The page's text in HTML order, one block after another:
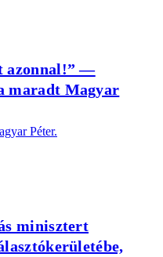
azonnal!” —
maradt Magyar
Péter.
minisztert